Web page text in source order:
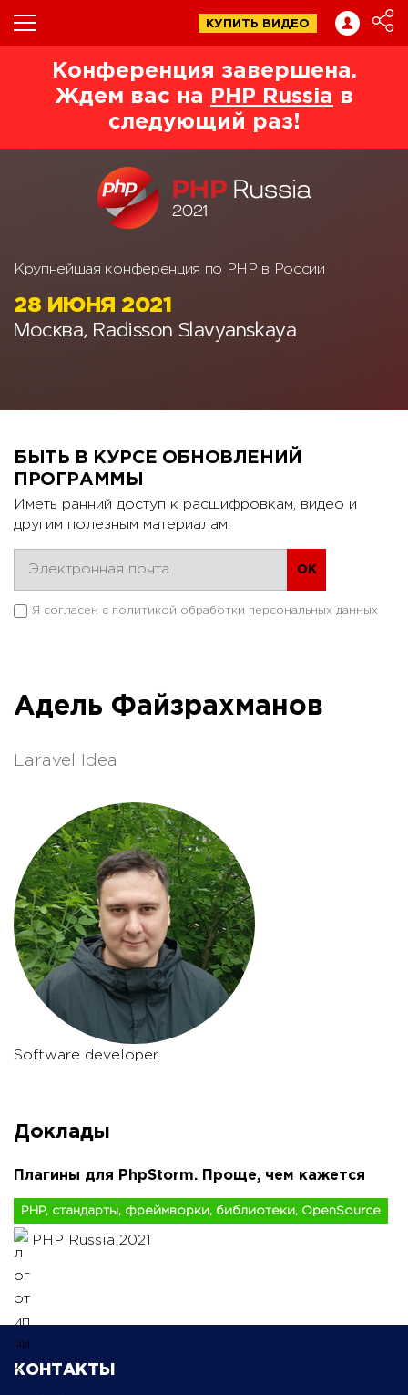
КУПИТЬ ВИДЕО
Конференция завершена.
Ждем вас на
PHP Russia в
следующий раз!
Крупнейшая конференция по PHP в России
28 ИЮНЯ 2021
Москва, Radisson Slavyanskaya
Адель Файзрахманов
Laravel Idea
Software developer.
Доклады
Плагины для PhpStorm. Проще, чем кажется
PHP, стандарты, фреймворки, библиотеки, OpenSource
PHP Russia 2021
БЫТЬ В КУРСЕ ОБНОВЛЕНИЙ
ПРОГРАММЫ
Иметь ранний доступ к расшифровкам, видео и
другим полезным материалам.
Я согласен с политикой обработки персональных данных
КОНТАКТЫ